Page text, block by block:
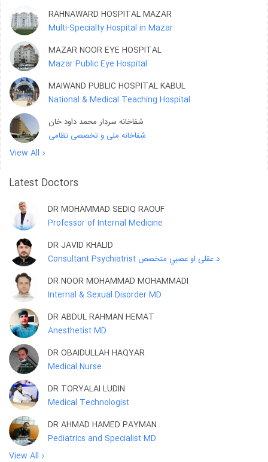
RAHNAWARD HOSPITAL MAZAR
Multi-Specialty Hospital in Mazar
MAZAR NOOR EYE HOSPITAL
Mazar Public Eye Hospital
MAIWAND PUBLIC HOSPITAL KABUL
National & Medical Teaching Hospital
شفاخانه سردار محمد داود خان
شفاخانه ملی و تخصصی نظامی
View All
Latest Doctors
DR MOHAMMAD SEDIQ RAOUF
Professor of Internal Medicine
DR JAVID KHALID
Consultant Psychiatrist د عقلی او عصبي متخصص
DR NOOR MOHAMMAD MOHAMMADI
Internal & Sexual Disorder MD
DR ABDUL RAHMAN HEMAT
Anesthetist MD
DR OBAIDULLAH HAQYAR
Medical Nurse
DR TORYALAI LUDIN
Medical Technologist
DR AHMAD HAMED PAYMAN
Pediatrics and Specialist MD
View All